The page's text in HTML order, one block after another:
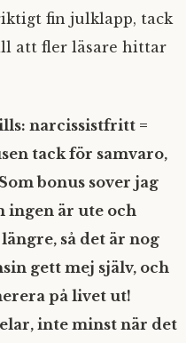
fin julklapp, tack
att fler läsare hittar
narcissistfritt =
tack för samvaro,
bonus sover jag
ingen är ute och
så det är nog
gett mej själv, och
på livet ut!
inte minst när det